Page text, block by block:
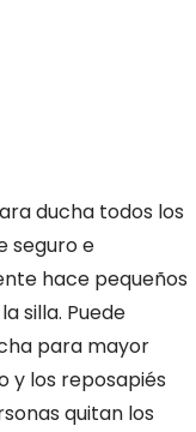
ducha todos los
seguro e
hace pequeños
silla. Puede
para mayor
y los reposapiés
quitan los